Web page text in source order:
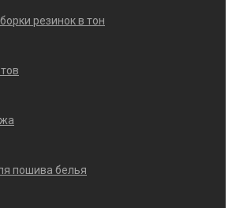
резинок в тон
пошива белья